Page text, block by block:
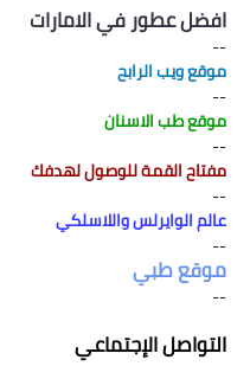
افضل عطور في الامارات
--
موقع ويب الرابح
--
موقع طب الاسنان
--
مفتاح القمة للوصول لهدفك
--
عالم الوايرلس واللاسلكي
--
موقع طبي
--
التواصل الإجتماعي